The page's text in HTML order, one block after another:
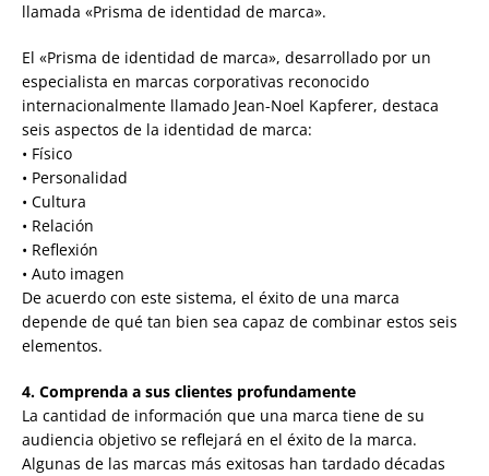
llamada «Prisma de identidad de marca».
El «Prisma de identidad de marca», desarrollado por un
especialista en marcas corporativas reconocido
internacionalmente llamado Jean-Noel Kapferer, destaca
seis aspectos de la identidad de marca:
• Físico
• Personalidad
• Cultura
• Relación
• Reflexión
• Auto imagen
De acuerdo con este sistema, el éxito de una marca
depende de qué tan bien sea capaz de combinar estos seis
elementos.
4. Comprenda a sus clientes profundamente
La cantidad de información que una marca tiene de su
audiencia objetivo se reflejará en el éxito de la marca.
Algunas de las marcas más exitosas han tardado décadas